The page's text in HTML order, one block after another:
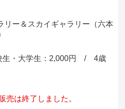
リー＆スカイギャラリー（六本
・大学生：2,000円 / 4歳
売は終了しました。